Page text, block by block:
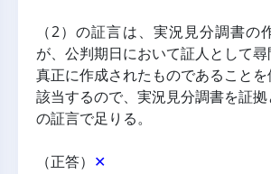
（2）の証言は、実況見分調書の
が、公判期日において証人として
真正に作成されたものであること
該当するので、実況見分調書を証
の証言で足りる。
（正答） ✕